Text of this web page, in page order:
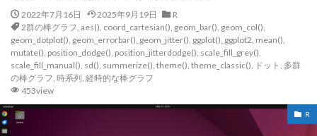
2022年7月16日 2025年9月19日
R
2群の棒グラフ, aes(), coord_cartesian(), geom_bar(), geom_col(),
geom_dotplot(), geom_errorbar(), geom_jitter(), ggplot(), ggplot2, mean(),
mutate(), position_dodge(), position_jitterdodge(), scale_fill_grey(),
scale_fill_manual(), sd(), summerize(), theme(), theme_classic(), ドット , 多群
の棒グラフ, 時系列, 経時的な棒グラフ
453view
R